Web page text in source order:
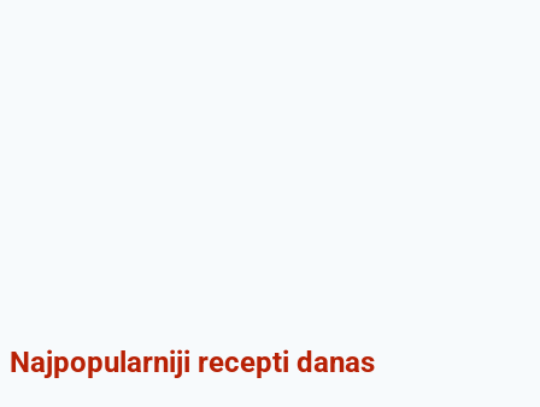
Najpopularniji recepti danas